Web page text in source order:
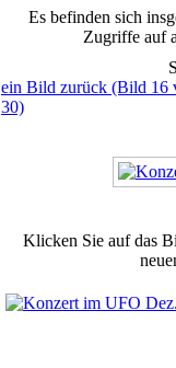
Es befinden sich
Zugriffe auf
ein Bild zurück (Bild 16
30)
Klicken Sie auf das